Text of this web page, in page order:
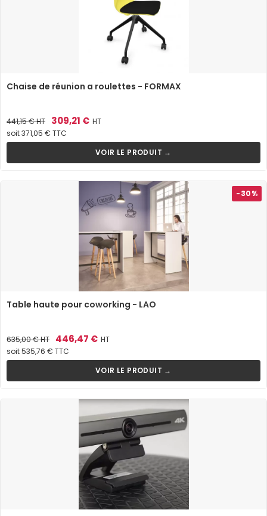
Chaise de réunion a roulettes - FORMAX
Prix
de
base
441,15 €HT Prix
309,21 € HT
soit 371,05 € TTC
VOIR LE PRODUIT →
-30%
Table haute pour coworking - LAO
Prix
de
base
635,00 €HT Prix
446,47 € HT
soit 535,76 € TTC
VOIR LE PRODUIT →